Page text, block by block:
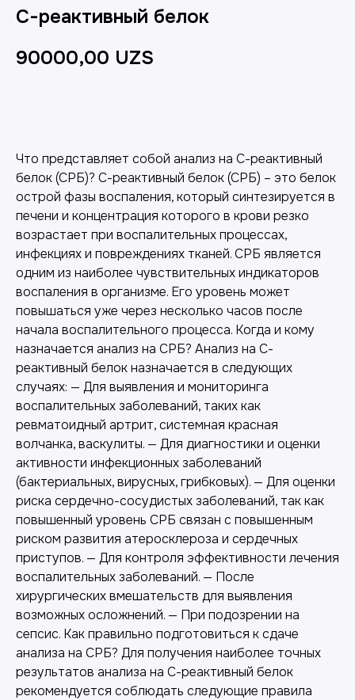
С-реактивный белок
90000,00 UZS
Что представляет собой анализ на С-реактивный
белок (СРБ)? С-реактивный белок (СРБ) – это белок
острой фазы воспаления, который синтезируется в
печени и концентрация которого в крови резко
возрастает при воспалительных процессах,
инфекциях и повреждениях тканей. СРБ является
одним из наиболее чувствительных индикаторов
воспаления в организме. Его уровень может
повышаться уже через несколько часов после
начала воспалительного процесса. Когда и кому
назначается анализ на СРБ? Анализ на С-
реактивный белок назначается в следующих
случаях: — Для выявления и мониторинга
воспалительных заболеваний, таких как
ревматоидный артрит, системная красная
волчанка, васкулиты. — Для диагностики и оценки
активности инфекционных заболеваний
(бактериальных, вирусных, грибковых). — Для оценки
риска сердечно-сосудистых заболеваний, так как
повышенный уровень СРБ связан с повышенным
риском развития атеросклероза и сердечных
приступов. — Для контроля эффективности лечения
воспалительных заболеваний. — После
хирургических вмешательств для выявления
возможных осложнений. — При подозрении на
сепсис. Как правильно подготовиться к сдаче
анализа на СРБ? Для получения наиболее точных
результатов анализа на С-реактивный белок
рекомендуется соблюдать следующие правила